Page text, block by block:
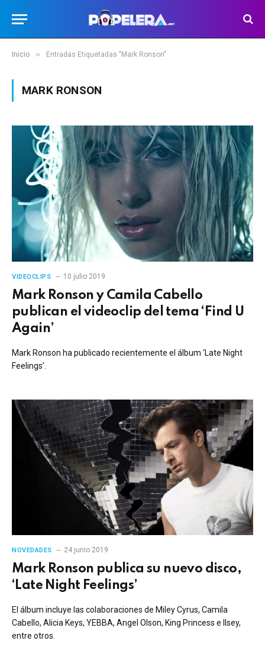
Inicio » Entradas Etiquetadas "Mark Ronson"
MARK RONSON
VIDEOCLIPS 10 julio 2019
Mark Ronson y Camila Cabello
publican el videoclip del tema ‘Find U
Again’
Mark Ronson ha publicado recientemente el álbum ‘Late Night
Feelings’.
NOVEDADES 24 junio 2019
Mark Ronson publica su nuevo disco,
‘Late Night Feelings’
El álbum incluye las colaboraciones de Miley Cyrus, Camila
Cabello, Alicia Keys, YEBBA, Angel Olson, King Princess e Ilsey,
entre otros.